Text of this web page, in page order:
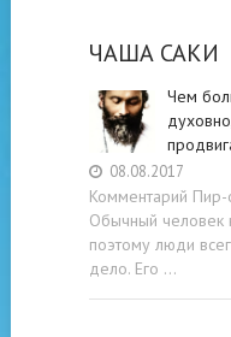
ЧАША САКИ
Чем
08.08.2017
Комментарий
Обычный человек
поэтому люди
дело. Его …